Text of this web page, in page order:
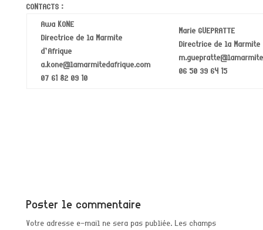
CONTACTS :
Awa KONE
Directrice de la Marmite
d’Afrique
a.kone@lamarmitedafrique.com
07 61 82 09 10
Marie GUEPRATTE
Directrice de la Marmite
06 50 39 64 15
Poster le commentaire
Votre adresse e-mail ne sera pas publiée. Les champs